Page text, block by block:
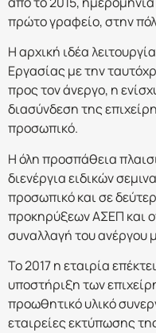
πρώτο γραφείο, στην
Η αρχική ιδέα
Εργασίας με την
προς τον άνεργο, η
διασύνδεση της
προσωπικό.
Η όλη προσπάθεια
διενέργια ειδικών
προσωπικό και σε
προκηρύξεων ΑΣΕΠ και
συναλλαγή του ανέργου
Το 2017 η εταιρία
υποστήριξη των
προωθητικό υλικό
εταιρείες εκτύπωσης